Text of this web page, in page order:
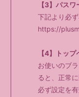
【3】パス
下記より必
https://
【4】トッ
お使いのブ
ると、正常
必ず設定を